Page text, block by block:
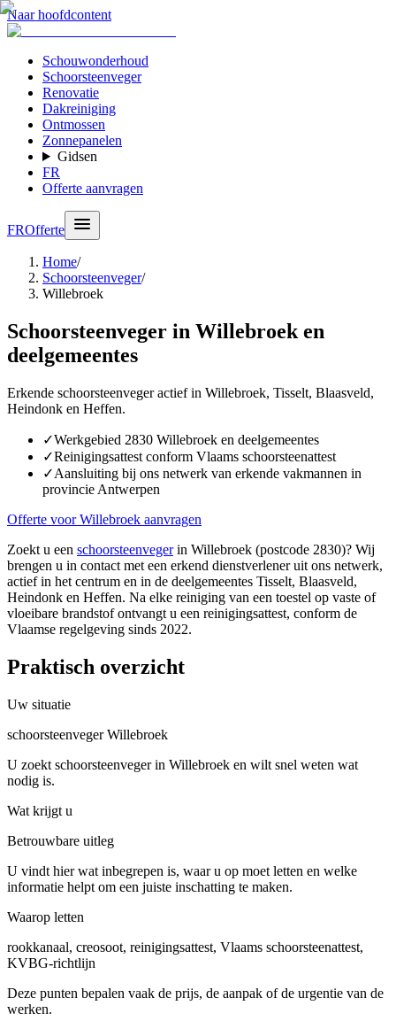
Naar hoofdcontent
Schouwonderhoud
Schoorsteenveger
Renovatie
Dakreiniging
Ontmossen
Zonnepanelen
Gidsen
FR
Offerte aanvragen
FROfferte
Home/
Schoorsteenveger/
Willebroek
Schoorsteenveger in Willebroek en
deelgemeentes
Erkende schoorsteenveger actief in Willebroek, Tisselt, Blaasveld,
Heindonk en Heffen.
✓Werkgebied 2830 Willebroek en deelgemeentes
✓Reinigingsattest conform Vlaams schoorsteenattest
✓Aansluiting bij ons netwerk van erkende vakmannen in
provincie Antwerpen
Offerte voor Willebroek aanvragen
Zoekt u een schoorsteenvegerin Willebroek (postcode 2830)? Wij
brengen u in contact met een erkend dienstverlener uit ons netwerk,
actief in het centrum en in de deelgemeentes Tisselt, Blaasveld,
Heindonk en Heffen. Na elke reiniging van een toestel op vaste of
vloeibare brandstof ontvangt u een reinigingsattest, conform de
Vlaamse regelgeving sinds 2022.
Praktisch overzicht
Uw situatie
schoorsteenveger Willebroek
U zoekt schoorsteenveger in Willebroek en wilt snel weten wat
nodig is.
Wat krijgt u
Betrouwbare uitleg
U vindt hier wat inbegrepen is, waar u op moet letten en welke
informatie helpt om een juiste inschatting te maken.
Waarop letten
rookkanaal, creosoot, reinigingsattest, Vlaams schoorsteenattest,
KVBG-richtlijn
Deze punten bepalen vaak de prijs, de aanpak of de urgentie van de
werken.